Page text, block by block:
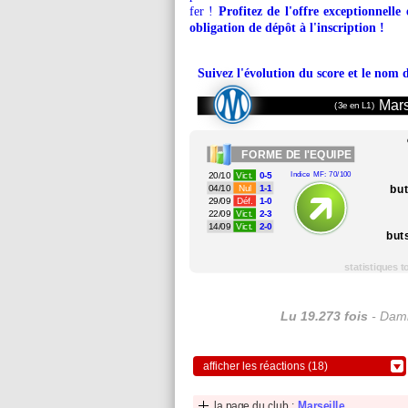
fer ! Profitez de l'offre
obligation de dépôt à l'inscription !
Suivez l'évolution du score et le nom
(3e en L1)
FORME DE l'EQUIPE
Indice MF: 70/100
20/10 Vict.
0-5
04/10
Nul 1-1
29/09 Déf. 1-0
22/09 Vict.
2-3
14/09
Vict. 2-0
statistiques
Lu 19.273 fois -
afficher les réactions (18)